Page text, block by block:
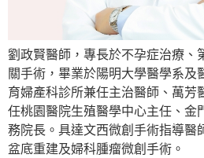
劉政賢醫師，專長於不孕症治療、
關手術，畢業於陽明大學醫學系及
育婦產科診所兼任主治醫師、萬芳
任桃園醫院生殖醫學中心主任、金
務院長。具達文西微創手術指導醫
盆底重建及婦科腫瘤微創手術。